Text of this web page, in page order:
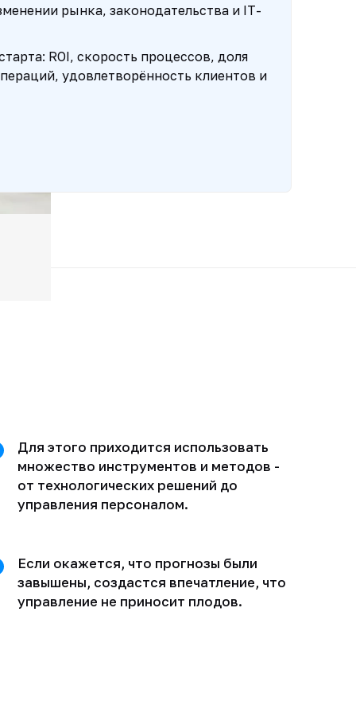
рынка, законодательства и IT-
ROI, скорость процессов, доля
удовлетворённость клиентов и
Для этого приходится использовать
множество инструментов и методов -
от технологических решений до
управления персоналом.
Если окажется, что прогнозы были
завышены, создастся впечатление, что
управление не приносит плодов.